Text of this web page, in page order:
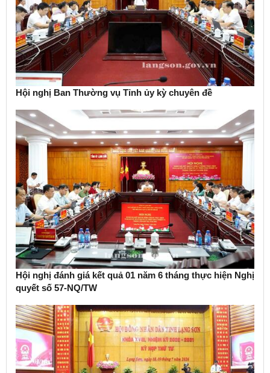
Hội nghị Ban Thường vụ Tỉnh ủy kỳ chuyên đề
Hội nghị đánh giá kết quả 01 năm 6 tháng thực hiện Nghị
quyết số 57-NQ/TW